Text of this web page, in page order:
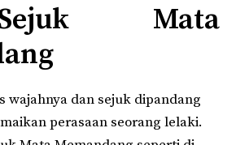
Mata
wajahnya dan sejuk dipandang
perasaan seorang lelaki.